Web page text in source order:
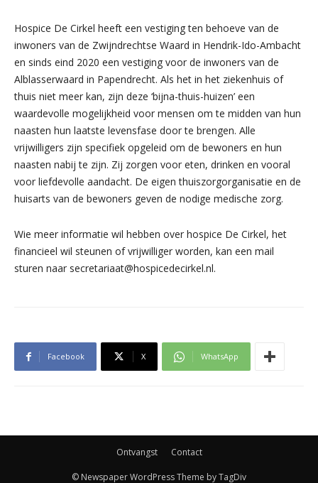
Hospice De Cirkel heeft een vestiging ten behoeve van de
inwoners van de Zwijndrechtse Waard in Hendrik-Ido-Ambacht
en sinds eind 2020 een vestiging voor de inwoners van de
Alblasserwaard in Papendrecht. Als het in het ziekenhuis of
thuis niet meer kan, zijn deze ‘bijna-thuis-huizen’ een
waardevolle mogelijkheid voor mensen om te midden van hun
naasten hun laatste levensfase door te brengen. Alle
vrijwilligers zijn specifiek opgeleid om de bewoners en hun
naasten nabij te zijn. Zij zorgen voor eten, drinken en vooral
voor liefdevolle aandacht. De eigen thuiszorgorganisatie en de
huisarts van de bewoners geven de nodige medische zorg.
Wie meer informatie wil hebben over hospice De Cirkel, het
financieel wil steunen of vrijwilliger worden, kan een mail
sturen naar secretariaat@hospicedecirkel.nl.
Facebook X WhatsApp
Ontvangst Contact
© Newspaper WordPress Theme by TagDiv